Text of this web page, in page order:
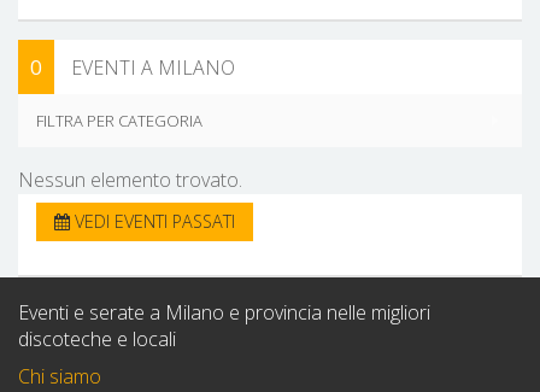
0 EVENTI A MILANO
FILTRA PER CATEGORIA
Nessun elemento trovato.
VEDI EVENTI PASSATI
Eventi e serate a Milano e provincia nelle migliori
discoteche e locali
Chi siamo